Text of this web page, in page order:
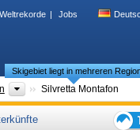
Weltrekorde Jobs
Tourismusregionen
Skigebiet liegt in mehreren
Silvretta Montafon
Pass Zentrale Ostalpen